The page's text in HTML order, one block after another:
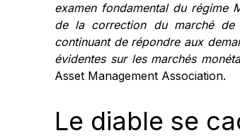
examen fondamental du régime
de la correction du marché de
continuant de répondre aux
évidentes sur les marchés
Asset Management Association.
Le diable se